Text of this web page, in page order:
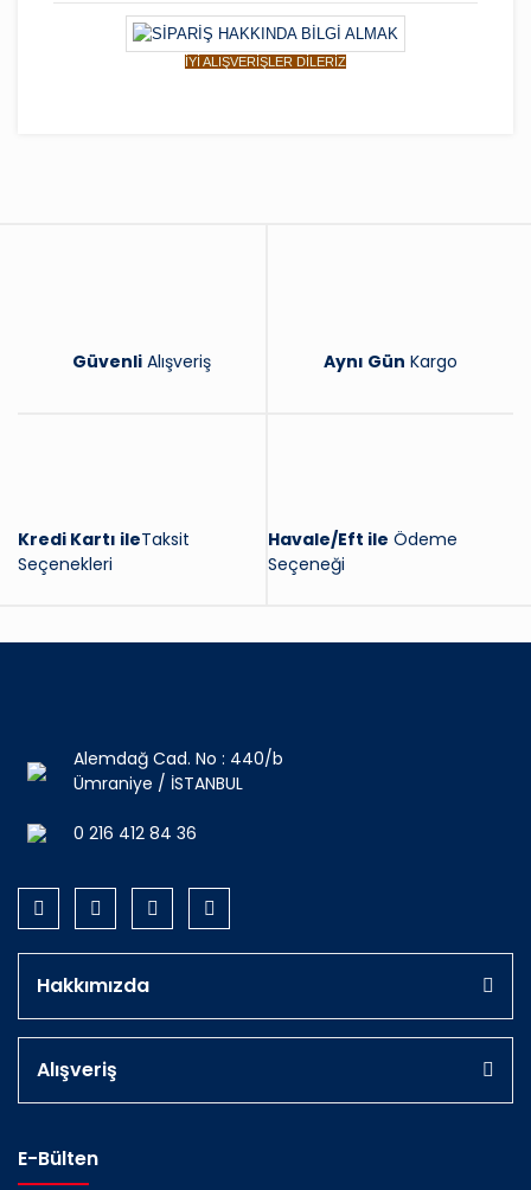
İYİ ALIŞVERİŞLER DİLERİZ
Güvenli Alışveriş Aynı Gün Kargo
Kredi Kartı ileTaksit
Seçenekleri
Havale/Eft ile Ödeme
Seçeneği
Alemdağ Cad. No : 440/b
Ümraniye / İSTANBUL
0 216 412 84 36
Hakkımızda
Alışveriş
E-Bülten